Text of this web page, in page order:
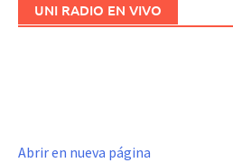
UNI RADIO EN VIVO
Abrir en nueva página